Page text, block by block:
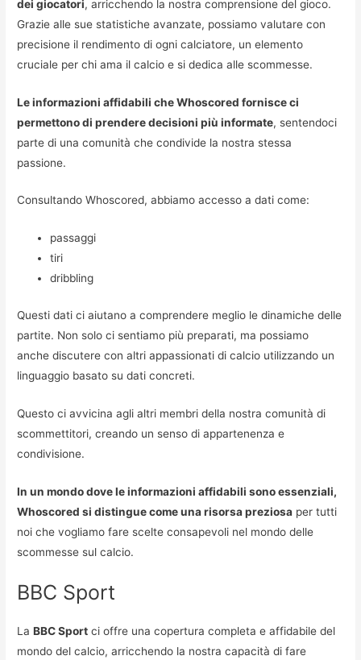
dei giocatori, arricchendo la nostra comprensione del gioco.
Grazie alle sue statistiche avanzate, possiamo valutare con
precisione il rendimento di ogni calciatore, un elemento
cruciale per chi ama il calcio e si dedica alle scommesse.
Le informazioni affidabili che Whoscored fornisce ci
permettono di prendere decisioni più informate, sentendoci
parte di una comunità che condivide la nostra stessa
passione.
Consultando Whoscored, abbiamo accesso a dati come:
passaggi
tiri
dribbling
Questi dati ci aiutano a comprendere meglio le dinamiche delle
partite. Non solo ci sentiamo più preparati, ma possiamo
anche discutere con altri appassionati di calcio utilizzando un
linguaggio basato su dati concreti.
Questo ci avvicina agli altri membri della nostra comunità di
scommettitori, creando un senso di appartenenza e
condivisione.
In un mondo dove le informazioni affidabili sono essenziali,
Whoscored si distingue come una risorsa preziosa per tutti
noi che vogliamo fare scelte consapevoli nel mondo delle
scommesse sul calcio.
BBC Sport
LaBBC Sport ci offre una copertura completa e affidabile del
mondo del calcio, arricchendo la nostra capacità di fare